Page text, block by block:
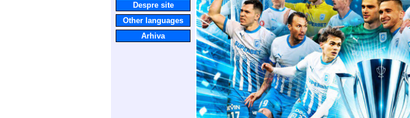
Despre site
Other languages
Arhiva